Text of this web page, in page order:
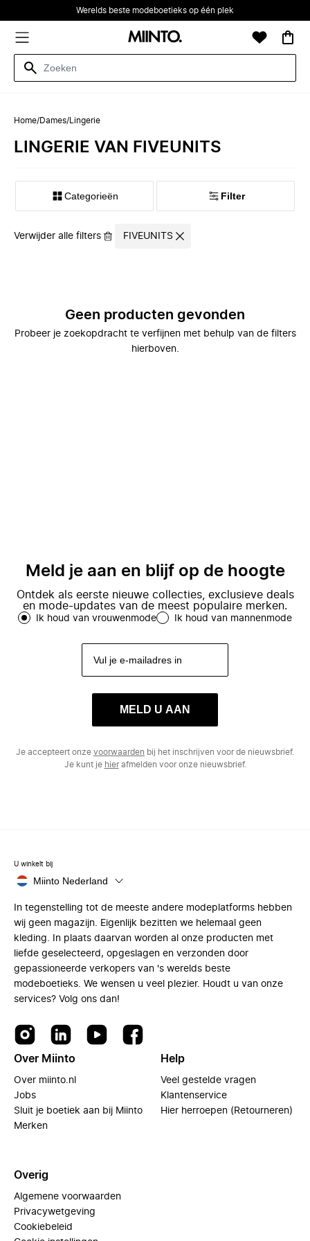
Werelds beste modeboetieks op één plek
Home/Dames/ Lingerie
LINGERIE VAN FIVEUNITS
Categorieën Filter
Verwijder alle filters FIVEUNITS
Geen producten gevonden
Probeer je zoekopdracht te verfijnen met behulp van de filters
hierboven.
Meld je aan en blijf op de hoogte
Ontdek als eerste nieuwe collecties, exclusieve deals
en mode-updates van de meest populaire merken.
Ik houd van vrouwenmode Ik houd van mannenmode
MELD U AAN
Je accepteert onze voorwaarden bij het inschrijven voor de nieuwsbrief.
Je kunt je hierafmelden voor onze nieuwsbrief.
U winkelt bij
Miinto Nederland
In tegenstelling tot de meeste andere modeplatforms hebben
wij geen magazijn. Eigenlijk bezitten we helemaal geen
kleding. In plaats daarvan worden al onze producten met
liefde geselecteerd, opgeslagen en verzonden door
gepassioneerde verkopers van 's werelds beste
modeboetieks. We wensen u veel plezier. Houdt u van onze
services? Volg ons dan!
Over Miinto
Over miinto.nl
Jobs
Sluit je boetiek aan bij Miinto
Merken
Help
Veel gestelde vragen
Klantenservice
Hier herroepen (Retourneren)
Overig
Algemene voorwaarden
Privacywetgeving
Cookiebeleid